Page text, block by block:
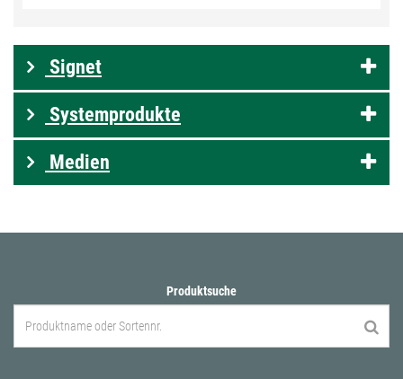
Signet
Systemprodukte
Medien
Produktsuche